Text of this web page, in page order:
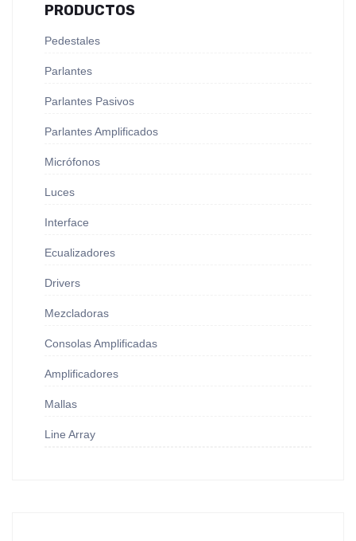
PRODUCTOS
Pedestales
Parlantes
Parlantes Pasivos
Parlantes Amplificados
Micrófonos
Luces
Interface
Ecualizadores
Drivers
Mezcladoras
Consolas Amplificadas
Amplificadores
Mallas
Line Array